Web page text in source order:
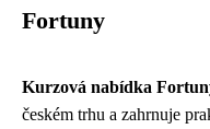
Fortuny
Kurzová nabídka
českém trhu a zahrnuje